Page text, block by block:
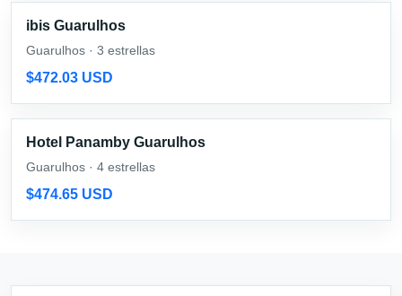
ibis Guarulhos
Guarulhos · 3 estrellas
$472.03 USD
Hotel Panamby Guarulhos
Guarulhos · 4 estrellas
$474.65 USD